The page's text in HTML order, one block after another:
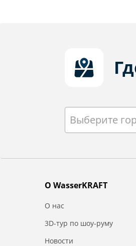
Выберите
О WasserKRAFT
О нас
3D-тур по шоу-руму
Новости